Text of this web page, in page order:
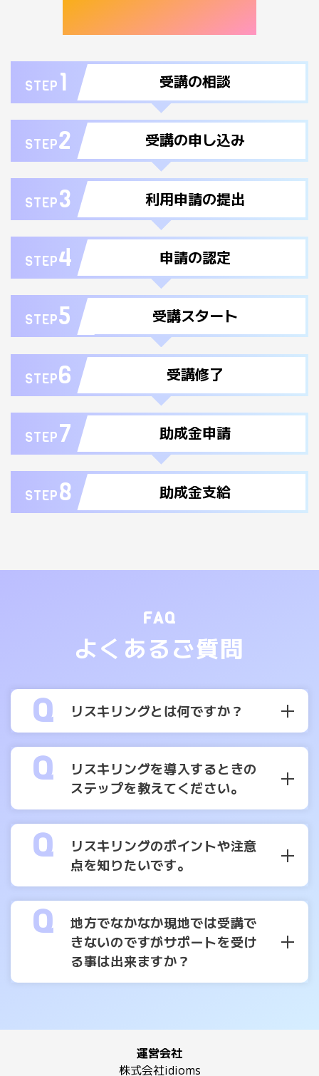
助成金申請の流れ
STEP 1 受講の相談
STEP2 受講の申し込み
STEP3 利用申請の提出
STEP4 申請の認定
STEP5 受講スタート
STEP6 受講修了
STEP7 助成金申請
STEP8 助成金支給
FAQ
よくあるご質問
リスキリングとは何ですか？
リスキリングを導入するときの
ステップを教えてください。
リスキリングのポイントや注意
点を知りたいです。
地方でなかなか現地では受講で
きないのですがサポートを受け
る事は出来ますか？
運営会社
株式会社idioms